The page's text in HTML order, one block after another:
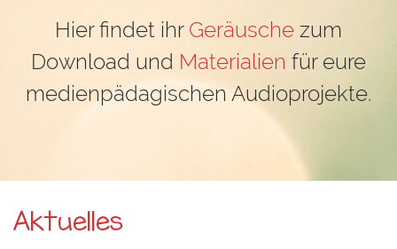
Hier findet ihr Geräusche zum
Download und Materialien für eure
medienpädagischen Audioprojekte.
Aktuelles